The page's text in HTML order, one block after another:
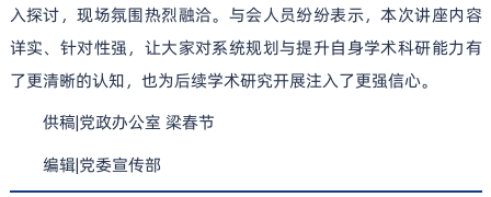
入探讨，现场氛围热烈融洽。与会人员纷纷表示，本次讲座内容
详实、针对性强，让大家对系统规划与提升自身学术科研能力有
了更清晰的认知，也为后续学术研究开展注入了更强信心。
供稿|党政办公室 梁春节
编辑|党委宣传部